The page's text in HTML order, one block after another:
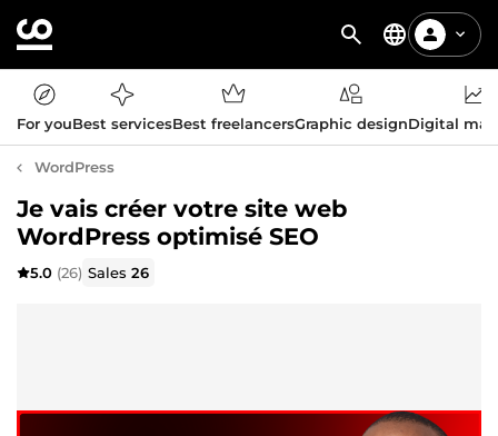
For youBest servicesBest freelancersGraphic designDigital
WordPress
Je vais créer votre site web
WordPress optimisé SEO
5.0 (26) Sales26